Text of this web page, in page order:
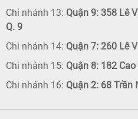
Chi nhánh 13: Quận 9: 358 Lê
Q. 9
Chi nhánh 14: Quận 7: 260 Lê
Chi nhánh 15: Quận 8: 182
Chi nhánh 16: Quận 2: 68 Trần